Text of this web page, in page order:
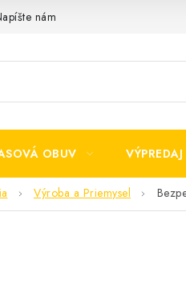
nám
OBUV VÝPREDAJ
Výroba a Priemysel